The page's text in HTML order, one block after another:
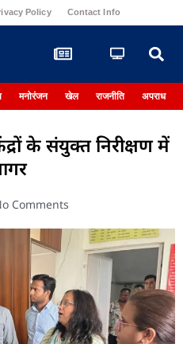
Policy Contact Info
मनोरंजन खेल राजनीति अपराध
के संयुक्त निरीक्षण में
Comments